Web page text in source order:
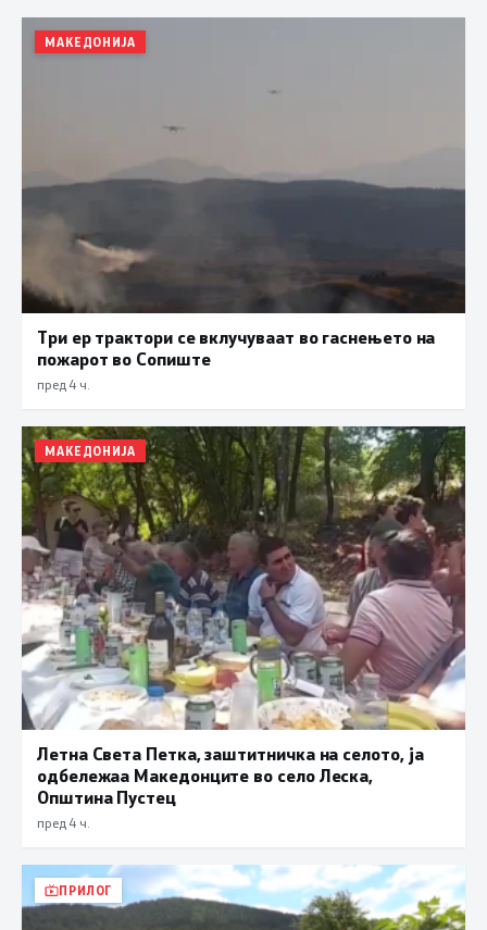
МАКЕДОНИЈА
Три ер трактори се вклучуваат во гаснењето на
пожарот во Сопиште
пред 4 ч.
МАКЕДОНИЈА
Летна Света Петка, заштитничка на селото, ја
одбележаа Македонците во село Леска,
Општина Пустец
пред 4 ч.
ПРИЛОГ